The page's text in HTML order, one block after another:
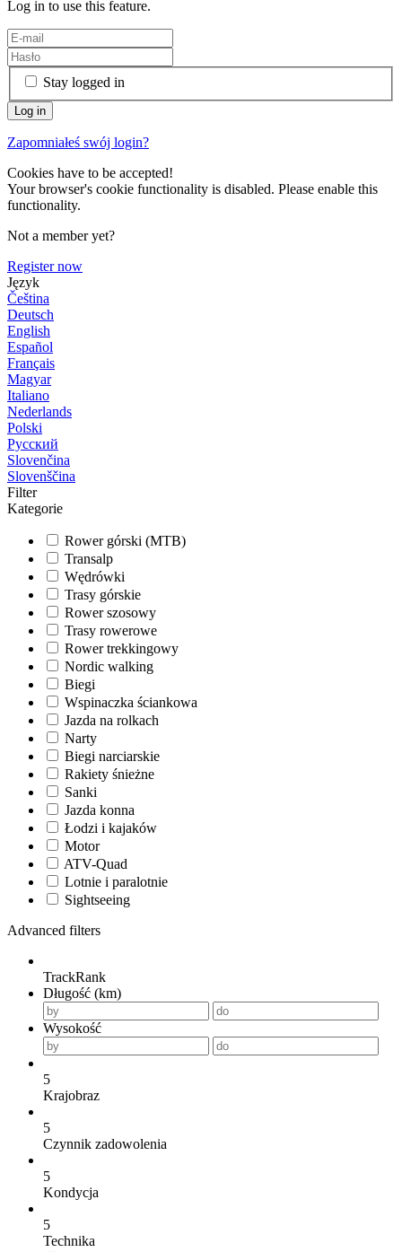
Log in to use this feature.
Stay logged in
Zapomniałeś swój login?
Cookies have to be accepted!
Your browser's cookie functionality is disabled. Please enable this
functionality.
Not a member yet?
Register now
Język
Čeština
Deutsch
English
Español
Français
Magyar
Italiano
Nederlands
Polski
Русский
Slovenčina
Slovenščina
Filter
Kategorie
Rower górski (MTB)
Transalp
Wędrówki
Trasy górskie
Rower szosowy
Trasy rowerowe
Rower trekkingowy
Nordic walking
Biegi
Wspinaczka ściankowa
Jazda na rolkach
Narty
Biegi narciarskie
Rakiety śnieżne
Sanki
Jazda konna
Łodzi i kajaków
Motor
ATV-Quad
Lotnie i paralotnie
Sightseeing
Advanced filters
TrackRank
Długość (km)
Wysokość
5
Krajobraz
5
Czynnik zadowolenia
5
Kondycja
5
Technika